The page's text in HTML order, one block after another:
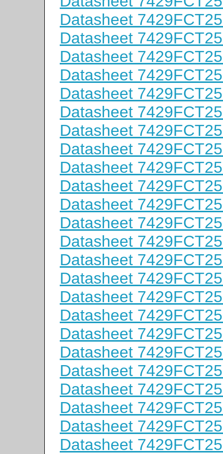
Datasheet
Datasheet
Datasheet
Datasheet
Datasheet
Datasheet
Datasheet
Datasheet
Datasheet
Datasheet
Datasheet
Datasheet
Datasheet
Datasheet
Datasheet
Datasheet
Datasheet
Datasheet
Datasheet
Datasheet
Datasheet
Datasheet
Datasheet
Datasheet